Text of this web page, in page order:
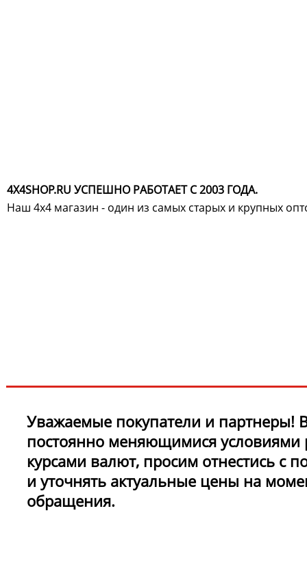
4X4SHOP.RU УСПЕШНО РАБОТАЕТ С 2003 ГОДА.
Наш 4x4 магазин - один из самых старых и крупных
Уважаемые покупатели и партнеры!
постоянно меняющимися условиями
курсами валют, просим отнестись с
и уточнять актуальные цены на
обращения.